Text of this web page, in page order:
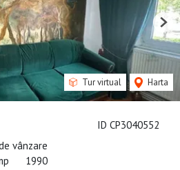
ID CP3040552
vânzare
1990
Tur virtual Harta
Next